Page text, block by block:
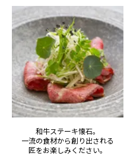
和牛ステーキ懐石。
一流の食材から創り出される
匠をお楽しみください。